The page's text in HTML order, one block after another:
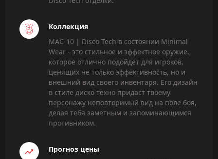
Коллекция
MAC-10 | Disco Tech в состоянии Minimal
Wear - это стильное и эффектное оружие,
которое отлично подойдет для игроков,
ценящих не только эффективность, но и
внешний вид своего инвентаря. Его дизайн
в стиле диско техно придаст твоему
персонажу неповторимый вид на поле боя,
делая тебя заметным и запоминающимся
противником.
Прогноз цены